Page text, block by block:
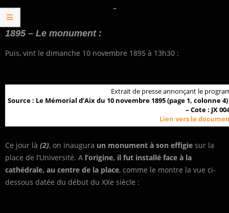
–
1895 – Le monument :
Puis, vint le dimanche 10 novembre 1895 à 13h30 :
Extrait de presse annonçant le
Source : Le Mémorial d’Aix du 10 novembre 1895 (page 1,
– Cote : JX
Lien vers le
Ce jour là (2), on inaugura un monument à son effigie sur la
place de l’Université. A l’origine, il fut installé face à la
cathédrale, au centre de la place, comme le montre la vue ci-
dessous datée du début du XXe siècle :